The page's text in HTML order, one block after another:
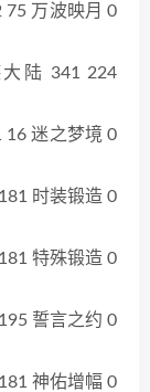
75 万波映月 0
陆 341 224
16 迷之梦境 0
时装锻造 0
特殊锻造 0
誓言之约 0
神佑增幅 0